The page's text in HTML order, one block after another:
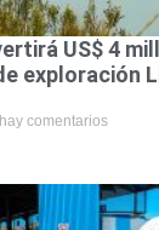
US$ 4
exploración
comentarios